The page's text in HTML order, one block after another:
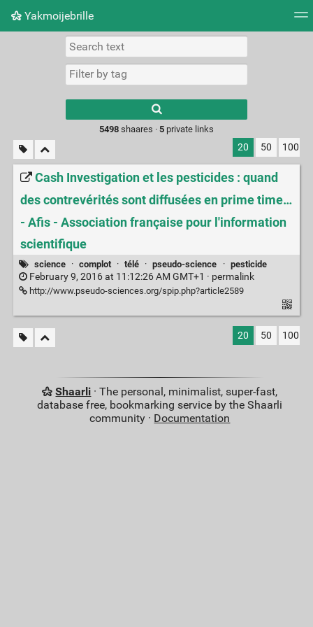
Yakmoijebrille
Picture wall
results.
5498shaares · 5private links
20 50 100
Cash Investigation et les pesticides : quand
des contrevérités sont diffusées en prime time…
- Afis - Association française pour l'information
scientifique
science · complot · télé · pseudo-science · pesticide
February 9, 2016 at 11:12:26 AM GMT+1 · permalink
http://www.pseudo-sciences.org/spip.php?article2589
20 50 100
Shaarli · The personal, minimalist, super-fast,
database free, bookmarking service by the Shaarli
community · Documentation